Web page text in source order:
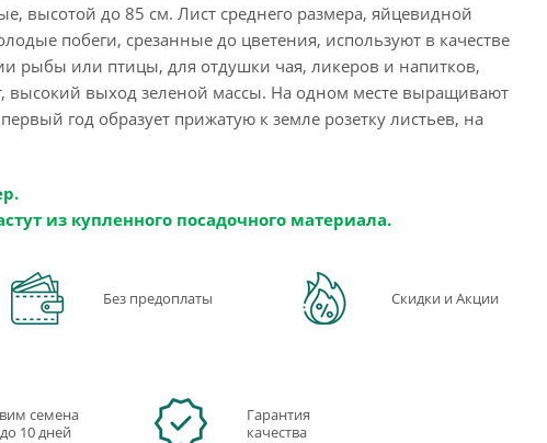
высотой до 85 см. Лист среднего размера, яйцевидной
побеги, срезанные до цветения, используют в качестве
рыбы или птицы, для отдушки чая, ликеров и напитков,
высокий выход зеленой массы. На одном месте выращивают
год образует прижатую к земле розетку листьев, на
из купленного посадочного материала.
Без предоплаты Скидки и Акции
семена
10 дней
Гарантия
качества